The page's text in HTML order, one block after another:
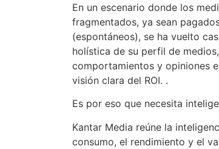
En un escenario donde los
fragmentados, ya sean
(espontáneos), se ha vuelto
holística de su perfil de
comportamientos y opiniones
visión clara del ROI. .
Es por eso que necesita
Kantar Media reúne la
consumo, el rendimiento y el